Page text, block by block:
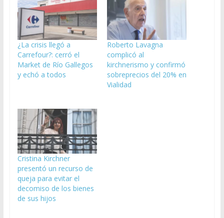
¿La crisis llegó a
Carrefour?: cerró el
Market de Río Gallegos
y echó a todos
Roberto Lavagna
complicó al
kirchnerismo y confirmó
sobreprecios del 20% en
Vialidad
Cristina Kirchner
presentó un recurso de
queja para evitar el
decomiso de los bienes
de sus hijos